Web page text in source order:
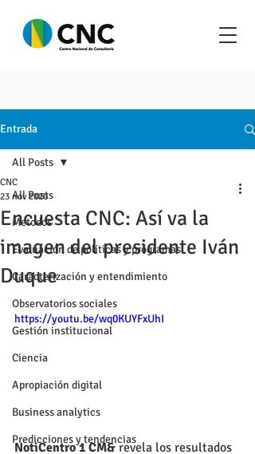
Entrada
All Posts
Metodos
Evaluación de políticas y programas
Caracterización y entendimiento
Observatorios sociales
Gestión institucional
Ciencia
Apropiación digital
Business analytics
Predicciones y tendencias
All Posts
Encuesta CNC: Así va la
imagen del presidente Iván
Duque
CNC
23 nov 2020
https://youtu.be/wq0KUYFxUhI
NotiCentro 1 CM& revela los resultados